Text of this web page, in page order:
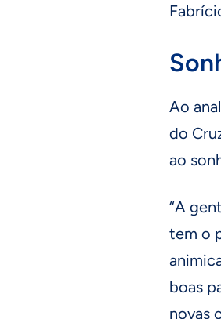
Ao
do
ao
“A
tem o
boas
novas